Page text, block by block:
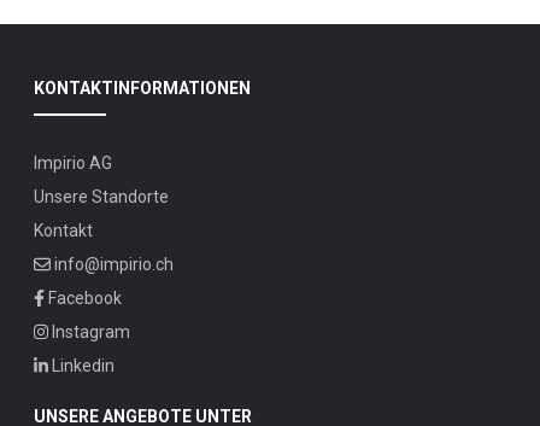
KONTAKTINFORMATIONEN
Impirio AG
Unsere Standorte
Kontakt
info@impirio.ch
Facebook
Instagram
Linkedin
UNSERE ANGEBOTE UNTER